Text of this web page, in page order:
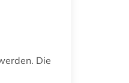
Die